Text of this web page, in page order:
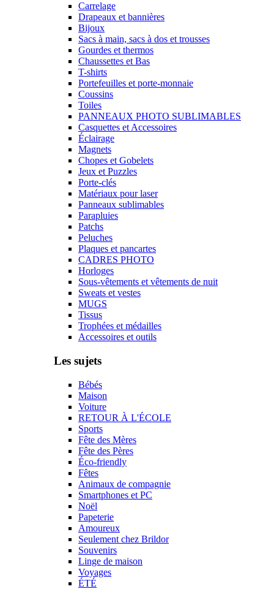
Carrelage
Drapeaux et bannières
Bijoux
Sacs à main, sacs à dos et trousses
Gourdes et thermos
Chaussettes et Bas
T-shirts
Portefeuilles et porte-monnaie
Coussins
Toiles
PANNEAUX PHOTO SUBLIMABLES
Casquettes et Accessoires
Éclairage
Magnets
Chopes et Gobelets
Jeux et Puzzles
Porte-clés
Matériaux pour laser
Panneaux sublimables
Parapluies
Patchs
Peluches
Plaques et pancartes
CADRES PHOTO
Horloges
Sous-vêtements et vêtements de nuit
Sweats et vestes
MUGS
Tissus
Trophées et médailles
Accessoires et outils
Les sujets
Bébés
Maison
Voiture
RETOUR À L'ÉCOLE
Sports
Fête des Mères
Fête des Pères
Éco-friendly
Fêtes
Animaux de compagnie
Smartphones et PC
Noël
Papeterie
Amoureux
Seulement chez Brildor
Souvenirs
Linge de maison
Voyages
ÉTÉ